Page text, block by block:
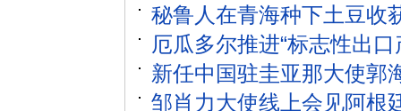
秘鲁人在青海种下土豆收
厄瓜多尔推进“标志性出
新任中国驻圭亚那大使郭
邹肖力大使线上会见阿根